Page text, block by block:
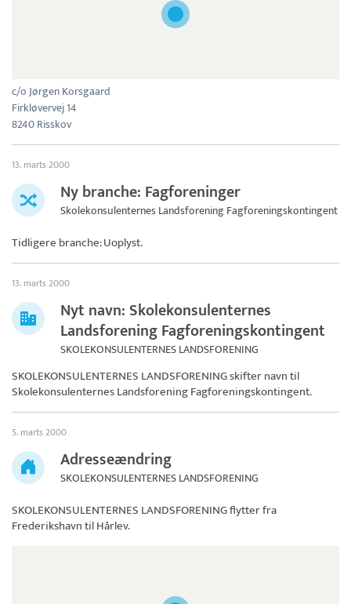
c/o Jørgen Korsgaard
Firkløvervej 14
8240 Risskov
13. marts 2000
Ny branche: Fagforeninger
Skolekonsulenternes Landsforening Fagforeningskontingent
Tidligere branche: Uoplyst.
13. marts 2000
Nyt navn: Skolekonsulenternes
Landsforening Fagforeningskontingent
SKOLEKONSULENTERNES LANDSFORENING
SKOLEKONSULENTERNES LANDSFORENING skifter navn til
Skolekonsulenternes Landsforening Fagforeningskontingent.
5. marts 2000
Adresseændring
SKOLEKONSULENTERNES LANDSFORENING
SKOLEKONSULENTERNES LANDSFORENINGflytter fra
Frederikshavn til Hårlev.